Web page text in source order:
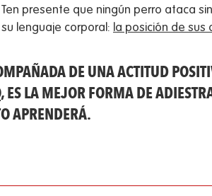
presente que ningún perro ataca
lenguaje corporal: la posición de sus
DE UNA ACTITUD
, ES LA MEJOR FORMA DE
APRENDERÁ.